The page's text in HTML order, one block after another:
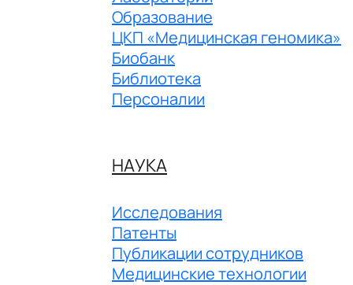
Образование
ЦКП «Медицинская геномика»
Биобанк
Библиотека
Персоналии
НАУКА
Исследования
Патенты
Публикации сотрудников
Медицинские технологии